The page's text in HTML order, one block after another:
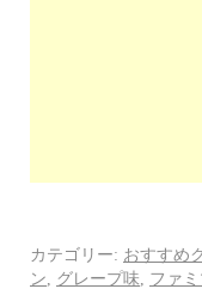
カテゴリー: おすすめ
ン
グレープ味 ファ